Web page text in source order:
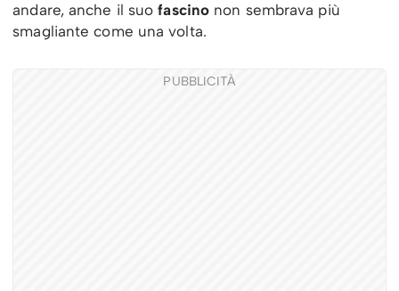
andare, anche il suofascino non sembrava più
smagliante come una volta.
PUBBLICITÀ